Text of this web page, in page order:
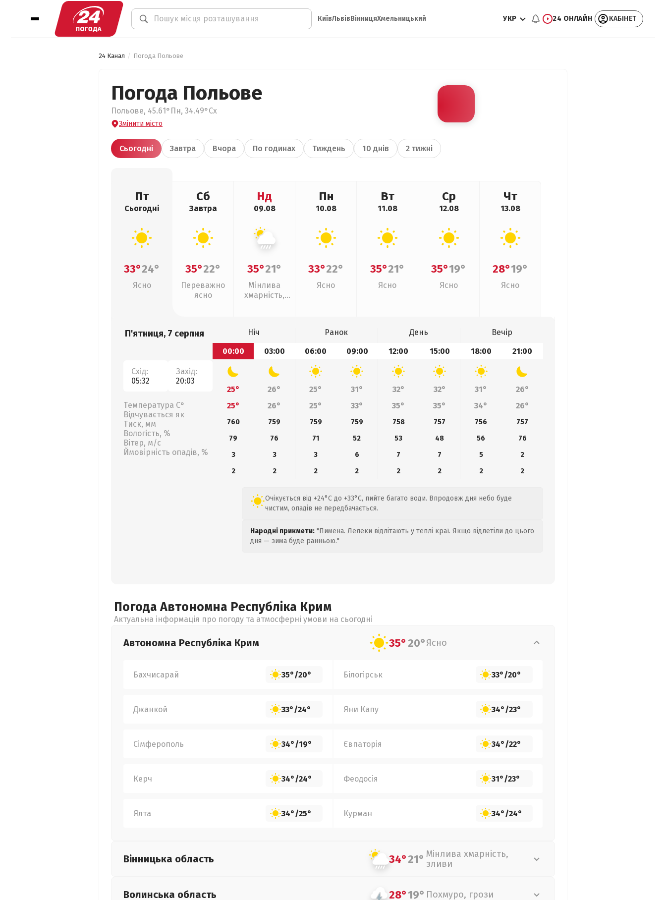
КиївЛьвівВінницяХмельницький УКР 24 ОНЛАЙН КАБІНЕТ
24 Канал Погода Польове
Погода Польове
Польове, 45.61°Пн, 34.49°Сх
Змінити місто
Сьогодні Завтра Вчора По годинах Тиждень 10 днів 2 тижні
Пт
Сьогодні
33°24°
Ясно
Сб
Завтра
35°22°
Переважно
ясно
Нд
09.08
35°21°
Мінлива
хмарність,
Пн
10.08
33°22°
Ясно
Вт
11.08
35°21°
Ясно
Ср
12.08
35°19°
Ясно
Чт
13.08
28°19°
Ясно
П'ятниця, 7 серпня
Схід:
05:32
Захід:
20:03
Температура С°
Відчувається як
Тиск, мм
Вологість, %
Вітер, м/с
Ймовірність опадів, %
Ніч Ранок День
Вечір
00:00
03:00 06:00 09:00 12:00 15:00 18:00 21:00
25° 26° 25° 31° 32° 32° 31°
26°
25°
26° 25° 33° 35° 35° 34° 26°
760 759 759 759 758 757 756
757
79
76 71 52 53 48 56
76
3
3 3 6 7 7 5
2
2
2 2 2 2 2 2 2
Очікується від +24°C до +33°C, пийте багато води. Впродовж дня небо буде
чистим, опадів не передбачається.
Народні прикмети: "Пимена. Лелеки відлітають у теплі краї. Якщо відлетіли до цього
дня — зима буде ранньою."
Погода Автономна Республіка Крим
Актуальна інформація про погоду та атмосферні умови на сьогодні
Автономна Республіка Крим 35°20°Ясно
Бахчисарай 35°/20° Білогірськ 33°/20°
Джанкой 33°/24° Яни Капу 34°/23°
Сімферополь 34°/19° Євпаторія 34°/22°
Керч 34°/24° Феодосія 31°/23°
Ялта 34°/25° Курман 34°/24°
Вінницька область 34°21° Мінлива хмарність,
зливи
Волинська область 28°19° Похмуро, грози